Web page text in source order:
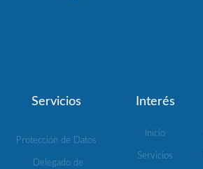
Servicios
Protección de Datos
Delegado de
Interés
Inicio
Servicios